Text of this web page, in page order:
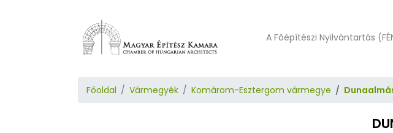
A Főépítészi Nyilvántartás
Főoldal Vármegyék Komárom-Esztergom vármegye